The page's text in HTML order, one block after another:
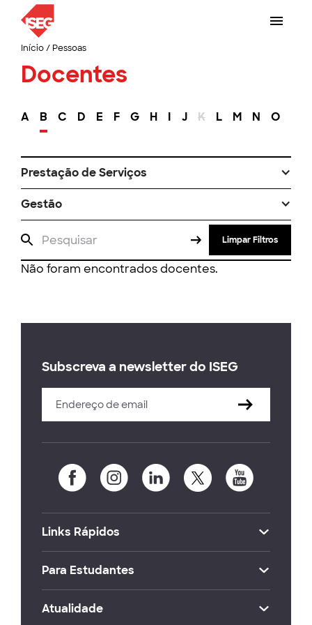
Início/ Pessoas
Docentes
A B C D E F G H I J K L M N O
Prestação de Serviços
Gestão
Limpar Filtros
Não foram encontrados docentes.
Subscreva a newsletter do ISEG
Links Rápidos
Para Estudantes
Atualidade